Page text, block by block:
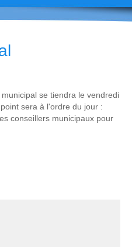
se tiendra le vendredi
sera à l'ordre du jour :
conseillers municipaux pour